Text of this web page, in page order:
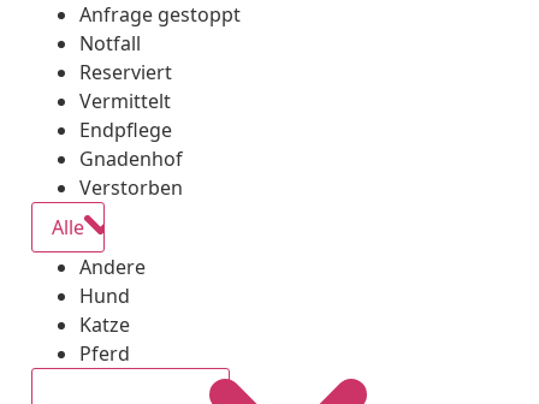
Anfrage gestoppt
Notfall
Reserviert
Vermittelt
Endpflege
Gnadenhof
Verstorben
Alle
Andere
Hund
Katze
Pferd